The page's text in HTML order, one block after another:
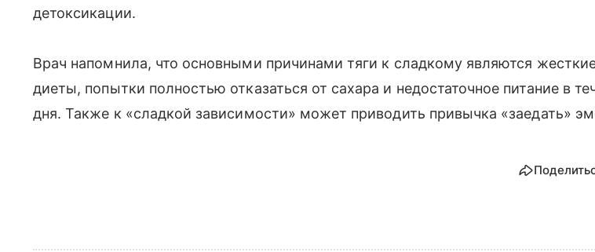
детоксикации.
Врач напомнила, что основными причинами тяги к сладкому являются
диеты, попытки полностью отказаться от сахара и недостаточное питание в
дня. Также к «сладкой зависимости» может приводить привычка «заедать»